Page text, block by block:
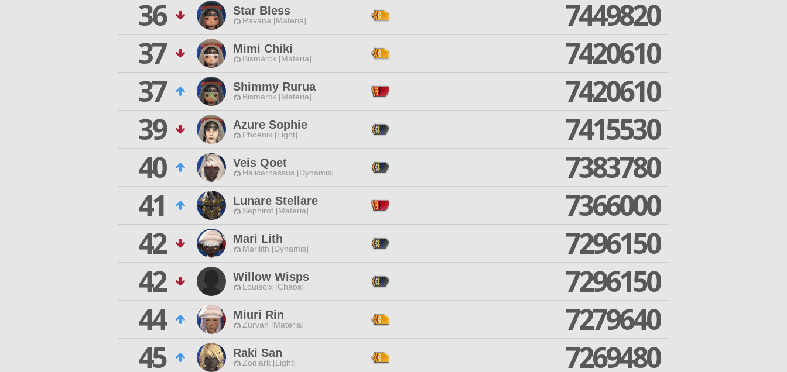
36
Star Bless
Ravana [Materia]
7449820
37
Mimi Chiki
Bismarck [Materia]
7420610
37
Shimmy Rurua
Bismarck [Materia]
7420610
39
Azure Sophie
Phoenix [Light]
7415530
40
Veis Qoet
Halicarnassus [Dynamis]
7383780
41
Lunare Stellare
Sephirot [Materia]
7366000
42
Mari Lith
Marilith [Dynamis]
7296150
42
Willow Wisps
Louisoix [Chaos]
7296150
44
Miuri Rin
Zurvan [Materia]
7279640
45
Raki San
Zodiark [Light] 7269480